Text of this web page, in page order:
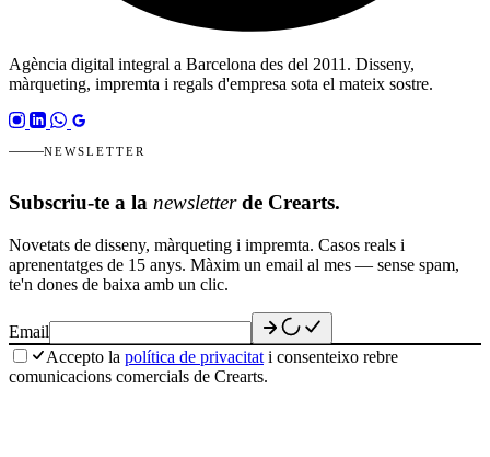
Agència digital integral a Barcelona des del 2011. Disseny,
màrqueting, impremta i regals d'empresa sota el mateix sostre.
NEWSLETTER
Subscriu-te a la newsletterde Crearts.
Novetats de disseny, màrqueting i impremta. Casos reals i
aprenentatges de 15 anys. Màxim un email al mes — sense spam,
te'n dones de baixa amb un clic.
Email
Accepto la política de privacitati consenteixo rebre
comunicacions comercials de Crearts.